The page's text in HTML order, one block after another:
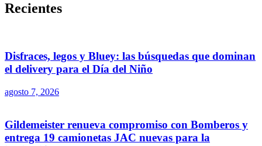
Recientes
Disfraces, legos y Bluey: las búsquedas que dominan
el delivery para el Día del Niño
agosto 7, 2026
Gildemeister renueva compromiso con Bomberos y
entrega 19 camionetas JAC nuevas para la